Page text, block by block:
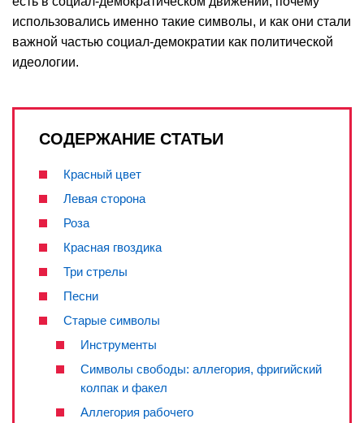
использовались именно такие символы, и как они стали
важной частью социал-демократии как политической
идеологии.
СОДЕРЖАНИЕ СТАТЬИ
Красный цвет
Левая сторона
Роза
Красная гвоздика
Три стрелы
Песни
Старые символы
Инструменты
Символы свободы: аллегория, фригийский
колпак и факел
Аллегория рабочего